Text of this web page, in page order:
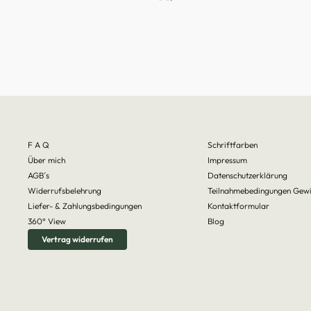
F A Q
Schriftfarben
Über mich
Impressum
AGB´s
Datenschutzerklärung
Widerrufsbelehrung
Teilnahmebedingungen
Liefer- & Zahlungsbedingungen
Kontaktformular
360° View
Blog
Vertrag widerrufen